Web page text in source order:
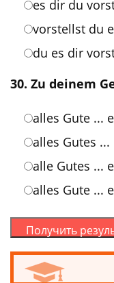
es dir du
vorstellst du
du es dir
30. Zu deinem
alles Gute ...
alles Gutes
alle Gutes ...
alles Gute ...
Получить